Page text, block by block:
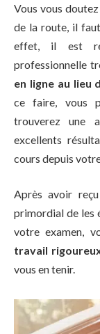
Vous vous
de la route, il
effet, il est
professionnelle
en ligne au lieu
ce faire, vous
trouverez une
excellents
cours depuis
Après avoir
primordial de les
votre examen,
travail
vous en tenir.